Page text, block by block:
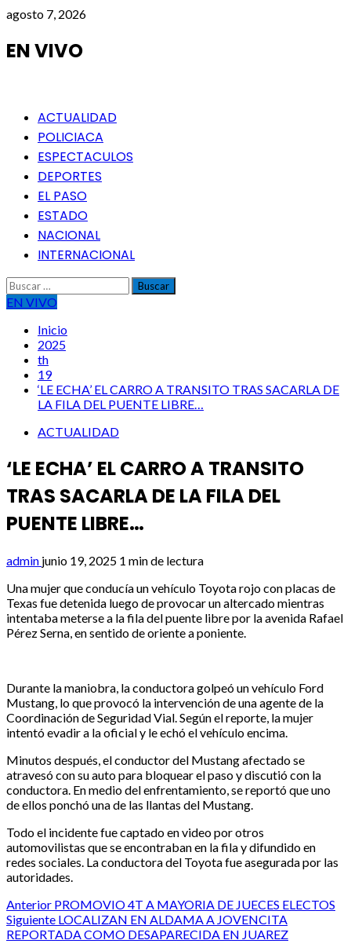
Saltar
contenido
agosto 7, 2026
EN VIVO
Menú
principal
ACTUALIDAD
POLICIACA
ESPECTACULOS
DEPORTES
EL PASO
ESTADO
NACIONAL
INTERNACIONAL
Buscar:
EN VIVO
Inicio
2025
th
19
‘LE ECHA’ EL CARRO A TRANSITO TRAS SACARLA DE
LA FILA DEL PUENTE LIBRE…
ACTUALIDAD
‘LE ECHA’ EL CARRO A TRANSITO
TRAS SACARLA DE LA FILA DEL
PUENTE LIBRE…
admin junio 19, 2025 1 min de lectura
Una mujer que conducía un vehículo Toyota rojo con placas de
Texas fue detenida luego de provocar un altercado mientras
intentaba meterse a la fila del puente libre por la avenida Rafael
Pérez Serna, en sentido de oriente a poniente.
Durante la maniobra, la conductora golpeó un vehículo Ford
Mustang, lo que provocó la intervención de una agente de la
Coordinación de Seguridad Vial. Según el reporte, la mujer
intentó evadir a la oficial y le echó el vehículo encima.
Minutos después, el conductor del Mustang afectado se
atravesó con su auto para bloquear el paso y discutió con la
conductora. En medio del enfrentamiento, se reportó que uno
de ellos ponchó una de las llantas del Mustang.
Todo el incidente fue captado en video por otros
automovilistas que se encontraban en la fila y difundido en
redes sociales. La conductora del Toyota fue asegurada por las
autoridades.
Post
navigation
Anterior PROMOVIO 4T A MAYORIA DE JUECES ELECTOS
Siguiente LOCALIZAN EN ALDAMA A JOVENCITA
REPORTADA COMO DESAPARECIDA EN JUAREZ